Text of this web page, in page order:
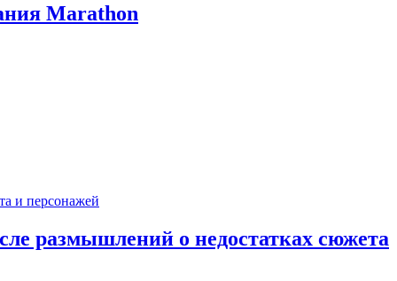
Marathon
размышлений о недостатках сюжета